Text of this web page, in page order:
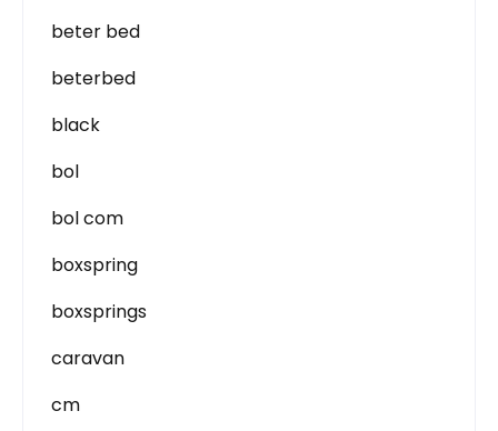
beter bed
beterbed
black
bol
bol com
boxspring
boxsprings
caravan
cm